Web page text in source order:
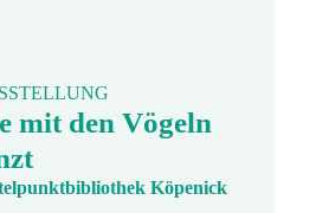
mit den Vögeln
Köpenick